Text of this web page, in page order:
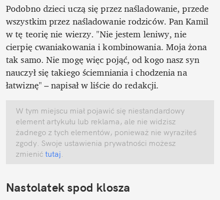
Podobno dzieci uczą się przez naśladowanie, przede
wszystkim przez naśladowanie rodziców. Pan Kamil
w tę teorię nie wierzy. "Nie jestem leniwy, nie
cierpię cwaniakowania i kombinowania. Moja żona
tak samo. Nie mogę więc pojąć, od kogo nasz syn
nauczył się takiego ściemniania i chodzenia na
łatwiznę" – napisał w liście do redakcji.
W tym miejscu miał pojawić się niestandardowy
element artykułu lub reklama, ale nie widzisz
żadnego z tych elementów, ponieważ nie wyraziłeś
zgody. Swoje ustawienia prywatności możesz
zmienić tutaj
Nastolatek spod klosza